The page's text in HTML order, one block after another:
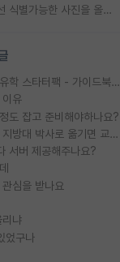
정보보안 연구하는 입장에선 식별가능한 사진을 올리는건 비추이긴함
[무료] 2026 미국 대학원 유학 스타터팩 - 가이드북 & 합격자 컨택메일 템플릿
유
도 잡고 준비해야하나요?
SSH 박사과정을 그만두고 지방대 박사로 옮기면 교수의 꿈은 끝일까요?
서버 제공해주나요?
심을 받나요
냐
었구나